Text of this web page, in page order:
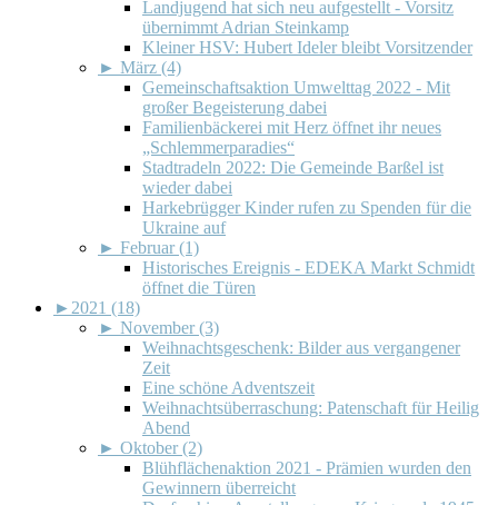
Landjugend hat sich neu aufgestellt - Vorsitz
übernimmt Adrian Steinkamp
Kleiner HSV: Hubert Ideler bleibt Vorsitzender
► März (4)
Gemeinschaftsaktion Umwelttag 2022 - Mit
großer Begeisterung dabei
Familienbäckerei mit Herz öffnet ihr neues
„Schlemmerparadies“
Stadtradeln 2022: Die Gemeinde Barßel ist
wieder dabei
Harkebrügger Kinder rufen zu Spenden für die
Ukraine auf
► Februar (1)
Historisches Ereignis - EDEKA Markt Schmidt
öffnet die Türen
► 2021 (18)
► November (3)
Weihnachtsgeschenk: Bilder aus vergangener
Zeit
Eine schöne Adventszeit
Weihnachtsüberraschung: Patenschaft für Heilig
Abend
► Oktober (2)
Blühflächenaktion 2021 - Prämien wurden den
Gewinnern überreicht